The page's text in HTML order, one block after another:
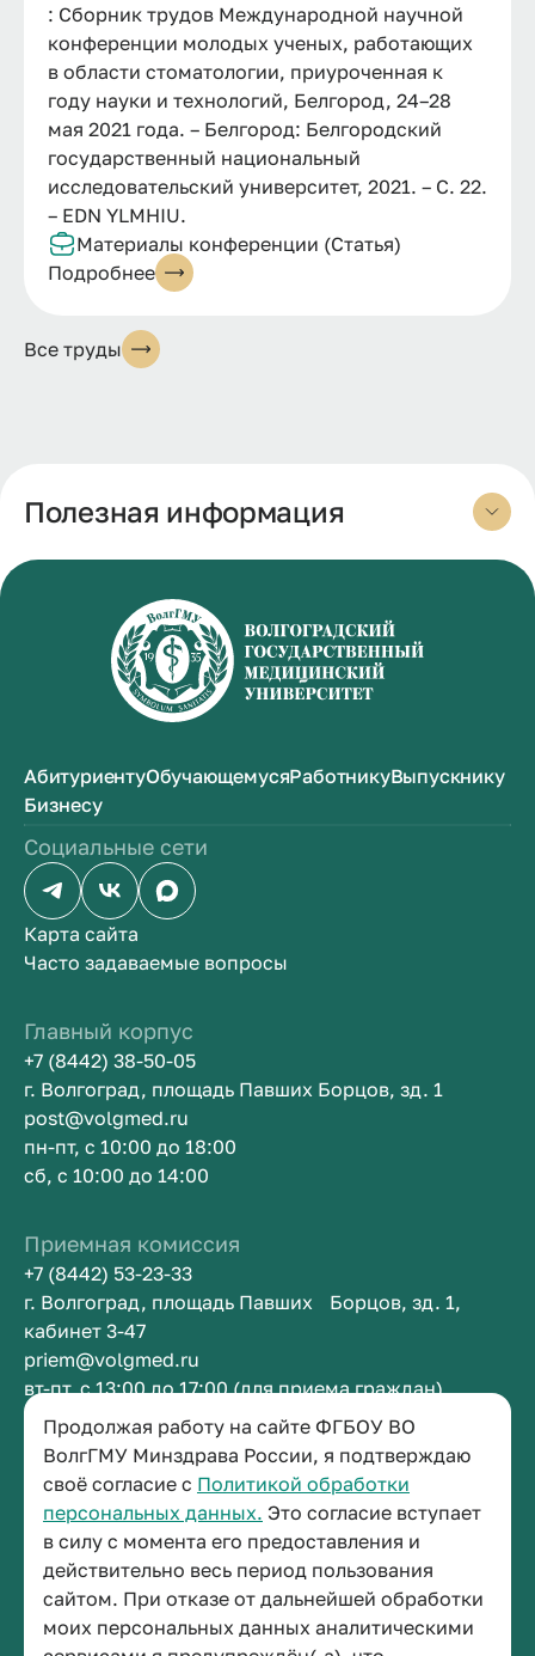
Продолжая работу на сайте ФГБОУ ВО
ВолгГМУ Минздрава России, я подтверждаю
своё согласие с Политикой обработки
персональных данных. Это согласие вступает
в силу с момента его предоставления и
действительно весь период пользования
сайтом. При отказе от дальнейшей обработки
моих персональных данных аналитическими
: Сборник трудов Международной научной
конференции молодых ученых, работающих
в области стоматологии, приуроченная к
году науки и технологий, Белгород, 24–28
мая 2021 года. – Белгород: Белгородский
государственный национальный
исследовательский университет, 2021. – С. 22.
– EDN YLMHIU.
Материалы конференции (Статья)
Подробнее
Все труды
Полезная информация
АбитуриентуОбучающемусяРаботникуВыпускнику
Бизнесу
Социальные сети
Карта сайта
Часто задаваемые вопросы
Главный корпус
+7 (8442) 38-50-05
г. Волгоград, площадь Павших Борцов, зд. 1
post@volgmed.ru
пн-пт, с 10:00 до 18:00
сб, с 10:00 до 14:00
Приемная комиссия
+7 (8442) 53-23-33
г. Волгоград, площадь Павших Борцов, зд. 1,
кабинет 3-47
priem@volgmed.ru
вт-пт, с 13:00 до 17:00 (для приема граждан)
Приемная ректора
+7 (8442) 38-50-05
г. Волгоград, площадь Павших Борцов, зд. 1,
кабинет 3-11
post@volgmed.ru
пн-пт, с 08.30 до 17.00 (перерыв с 12.30 до 13.00)